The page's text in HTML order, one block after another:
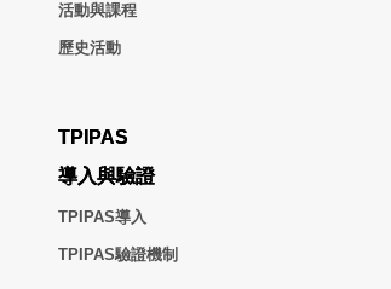
活動與課程
歷史活動
TPIPAS
導入與驗證
TPIPAS導入
TPIPAS驗證機制